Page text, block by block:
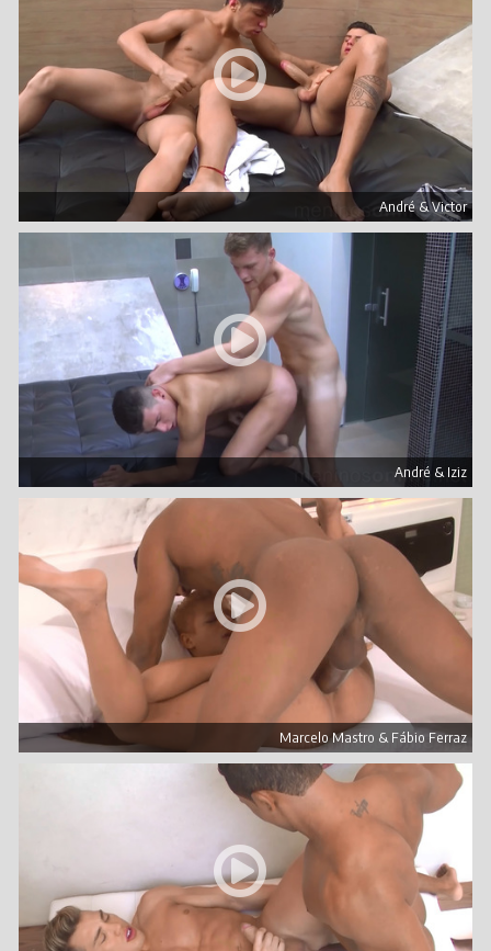
André & Victor
André & Iziz
Marcelo Mastro & Fábio Ferraz